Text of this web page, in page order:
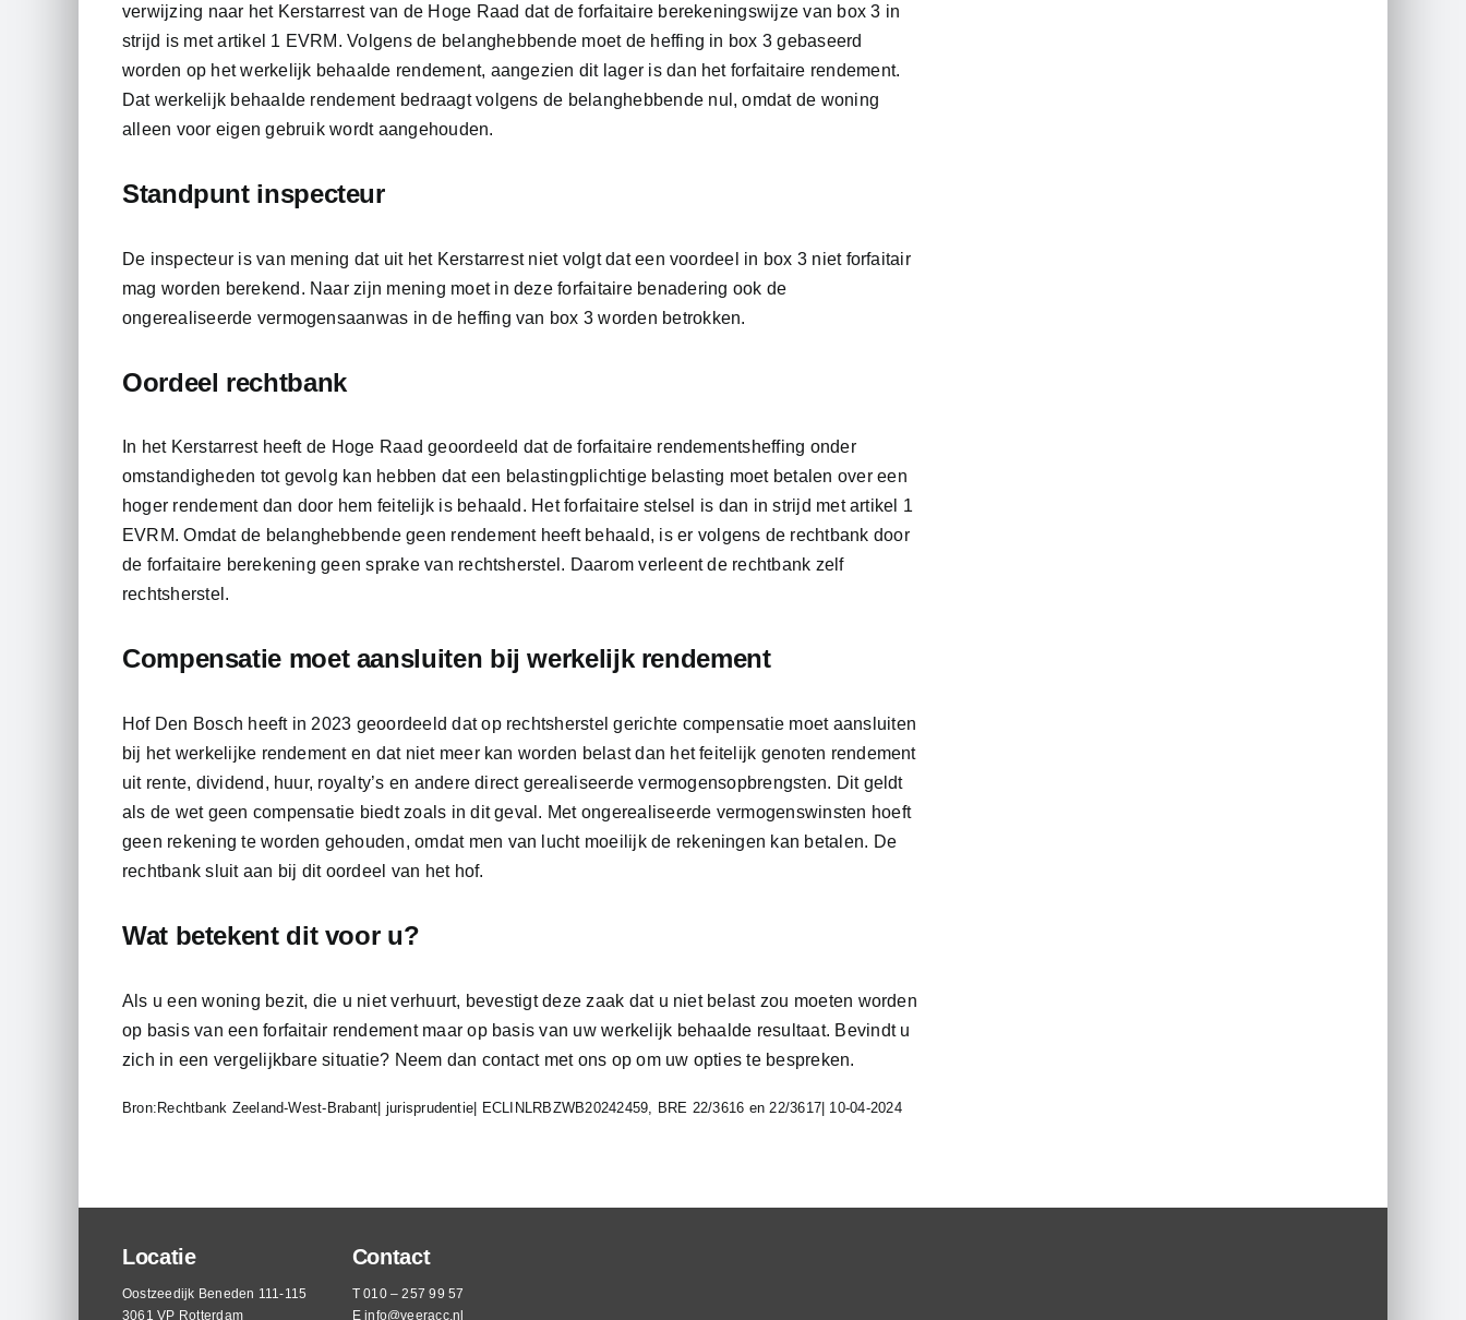
verwijzing naar het Kerstarrest van de Hoge Raad dat de forfaitaire berekeningswijze van box 3 in
strijd is met artikel 1 EVRM. Volgens de belanghebbende moet de heffing in box 3 gebaseerd
worden op het werkelijk behaalde rendement, aangezien dit lager is dan het forfaitaire rendement.
Dat werkelijk behaalde rendement bedraagt volgens de belanghebbende nul, omdat de woning
alleen voor eigen gebruik wordt aangehouden.
Standpunt inspecteur
De inspecteur is van mening dat uit het Kerstarrest niet volgt dat een voordeel in box 3 niet forfaitair
mag worden berekend. Naar zijn mening moet in deze forfaitaire benadering ook de
ongerealiseerde vermogensaanwas in de heffing van box 3 worden betrokken.
Oordeel rechtbank
In het Kerstarrest heeft de Hoge Raad geoordeeld dat de forfaitaire rendementsheffing onder
omstandigheden tot gevolg kan hebben dat een belastingplichtige belasting moet betalen over een
hoger rendement dan door hem feitelijk is behaald. Het forfaitaire stelsel is dan in strijd met artikel 1
EVRM. Omdat de belanghebbende geen rendement heeft behaald, is er volgens de rechtbank door
de forfaitaire berekening geen sprake van rechtsherstel. Daarom verleent de rechtbank zelf
rechtsherstel.
Compensatie moet aansluiten bij werkelijk rendement
Hof Den Bosch heeft in 2023 geoordeeld dat op rechtsherstel gerichte compensatie moet aansluiten
bij het werkelijke rendement en dat niet meer kan worden belast dan het feitelijk genoten rendement
uit rente, dividend, huur, royalty’s en andere direct gerealiseerde vermogensopbrengsten. Dit geldt
als de wet geen compensatie biedt zoals in dit geval. Met ongerealiseerde vermogenswinsten hoeft
geen rekening te worden gehouden, omdat men van lucht moeilijk de rekeningen kan betalen. De
rechtbank sluit aan bij dit oordeel van het hof.
Wat betekent dit voor u?
Als u een woning bezit, die u niet verhuurt, bevestigt deze zaak dat u niet belast zou moeten worden
op basis van een forfaitair rendement maar op basis van uw werkelijk behaalde resultaat. Bevindt u
zich in een vergelijkbare situatie? Neem dan contact met ons op om uw opties te bespreken.
Bron:Rechtbank Zeeland-West-Brabant| jurisprudentie| ECLINLRBZWB20242459, BRE 22/3616 en 22/3617| 10-04-2024
Locatie
Oostzeedijk Beneden 111-115
3061 VP Rotterdam
Contact
T 010 – 257 99 57
Einfo@veeracc.nl